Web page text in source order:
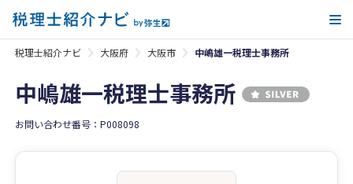
税理士紹介ナビ 大阪府 大阪市 中嶋雄一税理士事務所
中嶋雄一税理士事務所
お問い合わせ番号：P008098